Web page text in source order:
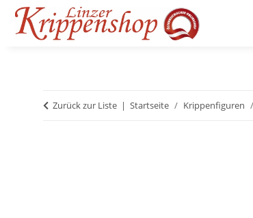
Zurück zur Liste Startseite Krippenfiguren